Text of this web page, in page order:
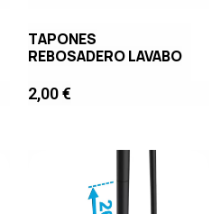
TAPONES
REBOSADERO LAVABO
2,00€